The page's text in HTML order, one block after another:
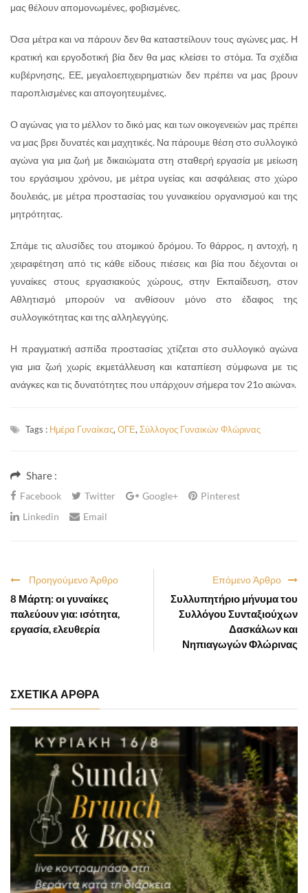
μας θέλουν απομονωμένες, φοβισμένες.
Όσα μέτρα και να πάρουν δεν θα καταστείλουν τους αγώνες μας. Η
κρατική και εργοδοτική βία δεν θα μας κλείσει το στόμα. Τα σχέδια
κυβέρνησης, ΕΕ, μεγαλοεπιχειρηματιών δεν πρέπει να μας βρουν
παροπλισμένες και απογοητευμένες.
Ο αγώνας για το μέλλον το δικό μας και των οικογενειών μας πρέπει
να μας βρει δυνατές και μαχητικές. Να πάρουμε θέση στο συλλογικό
αγώνα για μια ζωή με δικαιώματα στη σταθερή εργασία με μείωση
του εργάσιμου χρόνου, με μέτρα υγείας και ασφάλειας στο χώρο
δουλειάς, με μέτρα προστασίας του γυναικείου οργανισμού και της
μητρότητας.
Σπάμε τις αλυσίδες του ατομικού δρόμου. Το θάρρος, η αντοχή, η
χειραφέτηση από τις κάθε είδους πιέσεις και βία που δέχονται οι
γυναίκες στους εργασιακούς χώρους, στην Εκπαίδευση, στον
Αθλητισμό μπορούν να ανθίσουν μόνο στο έδαφος της
συλλογικότητας και της αλληλεγγύης.
Η πραγματική ασπίδα προστασίας χτίζεται στο συλλογικό αγώνα
για μια ζωή χωρίς εκμετάλλευση και καταπίεση σύμφωνα με τις
ανάγκες και τις δυνατότητες που υπάρχουν σήμερα τον 21ο αιώνα».
Tags : Ημέρα Γυναίκας, ΟΓΕ, Σύλλογος Γυναικών Φλώρινας
Share :
Facebook Twitter Google+
Pinterest
Linkedin
Email
Επόμενο Άρθρο
Συλλυπητήριο μήνυμα του
Συλλόγου Συνταξιούχων
Δασκάλων και
Νηπιαγωγών Φλώρινας
Προηγούμενο Άρθρο
8 Μάρτη: οι γυναίκες
παλεύουν για: ισότητα,
εργασία, ελευθερία
ΣΧΕΤΙΚΑ ΑΡΘΡΑ